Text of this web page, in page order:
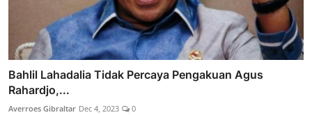
Bahlil Lahadalia Tidak Percaya Pengakuan Agus
Rahardjo,...
Averroes Gibraltar Dec 4, 2023 0